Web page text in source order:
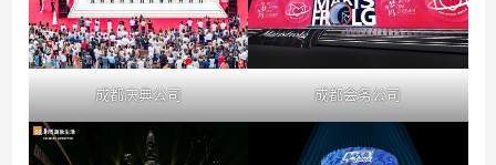
成都庆典公司 成都会务公司